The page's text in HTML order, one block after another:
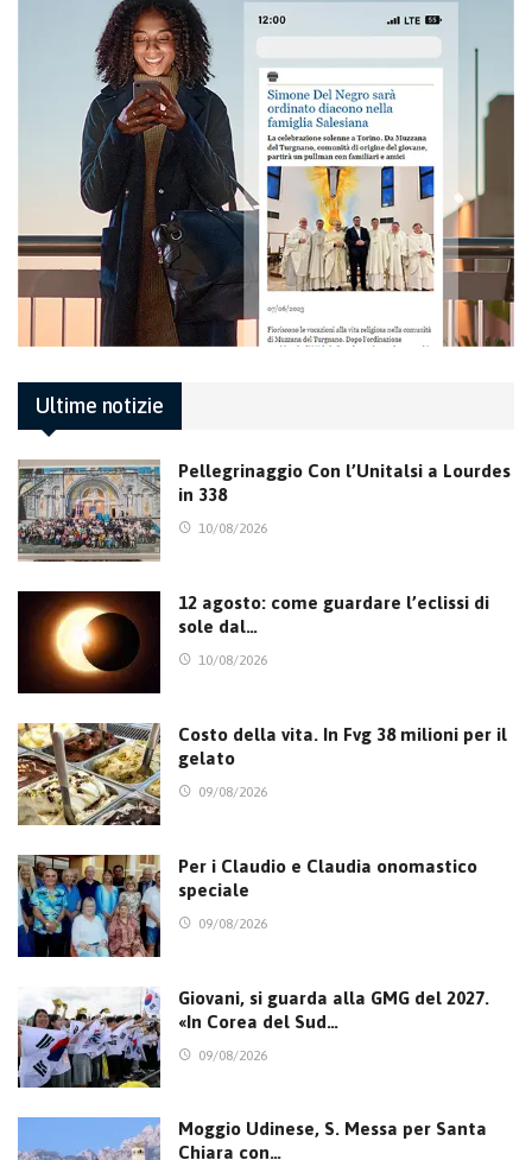
Ultime notizie
Pellegrinaggio Con l’Unitalsi a Lourdes
in 338
10/08/2026
12 agosto: come guardare l’eclissi di
sole dal…
10/08/2026
Costo della vita. In Fvg 38 milioni per il
gelato
09/08/2026
Per i Claudio e Claudia onomastico
speciale
09/08/2026
Giovani, si guarda alla GMG del 2027.
«In Corea del Sud…
09/08/2026
Moggio Udinese, S. Messa per Santa
Chiara con…